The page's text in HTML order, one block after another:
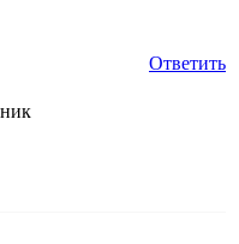
Ответить